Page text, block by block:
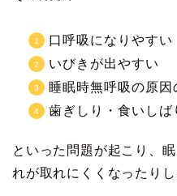
口呼吸になりやすい
いびきが出やすい
睡眠時無呼吸の原因
歯ぎしり・食いしば
といった問題が起こり、
れが取れにくくなったりし